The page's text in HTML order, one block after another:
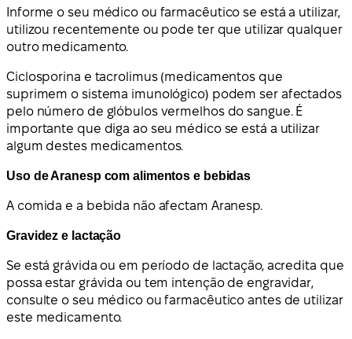
Informe o seu médico ou farmacêutico se está a utilizar,
utilizou recentemente ou pode ter que utilizar qualquer
outro medicamento.
Ciclosporina e tacrolimus (medicamentos que
suprimem o sistema imunológico) podem ser afectados
pelo número de glóbulos vermelhos do sangue. É
importante que diga ao seu médico se está a utilizar
algum destes medicamentos.
Uso de Aranesp com alimentos e bebidas
A comida e a bebida não afectam Aranesp.
Gravidez e lactação
Se está grávida ou em período de lactação, acredita que
possa estar grávida ou tem intenção de engravidar,
consulte o seu médico ou farmacêutico antes de utilizar
este medicamento.